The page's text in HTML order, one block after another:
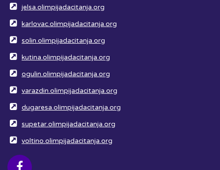
jelsa.olimpijadacitanja.org
karlovac.olimpijadacitanja.org
solin.olimpijadacitanja.org
kutina.olimpijadacitanja.org
ogulin.olimpijadacitanja.org
varazdin.olimpijadacitanja.org
dugaresa.olimpijadacitanja.org
supetar.olimpijadacitanja.org
voltino.olimpijadacitanja.org